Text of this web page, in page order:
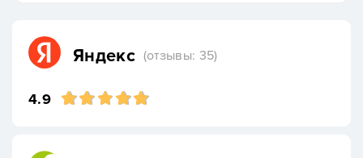
Яндекс (отзывы: 35)
4.9